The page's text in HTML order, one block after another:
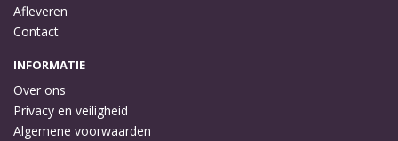
Afleveren
Contact
INFORMATIE
Over ons
Privacy en veiligheid
Algemene voorwaarden